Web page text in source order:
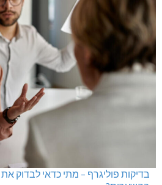
בדיקות פוליגרף במקומות עבודה –